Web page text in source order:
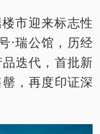
市迎来标志性
·瑞公馆，历经
迭代，首批新
，再度印证深